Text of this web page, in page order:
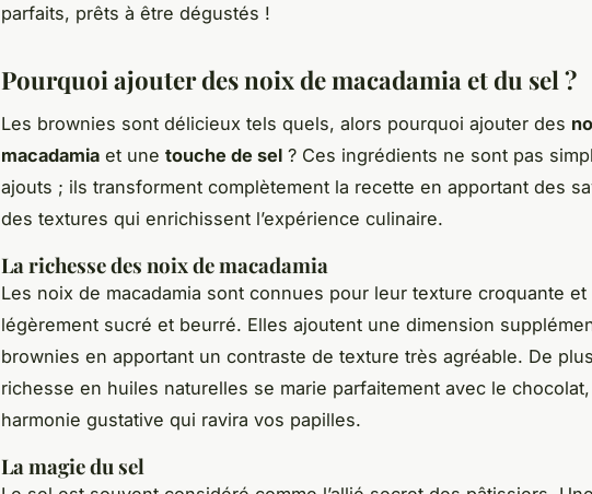
parfaits, prêts à être dégustés !
Pourquoi ajouter des noix de macadamia et du sel ?
Les brownies sont délicieux tels quels, alors pourquoi ajouter des
macadamia et une touche de sel ? Ces ingrédients ne sont pas
ajouts ; ils transforment complètement la recette en apportant des
des textures qui enrichissent l’expérience culinaire.
La richesse des noix de macadamia
Les noix de macadamia sont connues pour leur texture croquante
légèrement sucré et beurré. Elles ajoutent une dimension
brownies en apportant un contraste de texture très agréable. De
richesse en huiles naturelles se marie parfaitement avec le
harmonie gustative qui ravira vos papilles.
La magie du sel